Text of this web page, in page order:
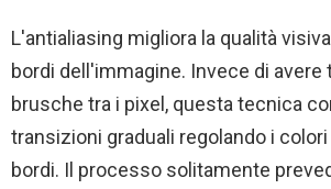
L'antialiasing migliora la qualità
bordi dell'immagine. Invece di avere
brusche tra i pixel, questa tecnica
transizioni graduali regolando i
bordi. Il processo solitamente